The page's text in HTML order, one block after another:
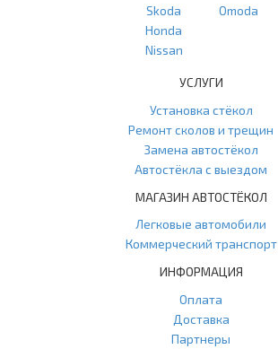
Skoda
Honda
Nissan
Omoda
УСЛУГИ
Установка стёкол
Ремонт сколов и трещин
Замена автостёкол
Автостёкла с выездом
МАГАЗИН АВТОСТЁКОЛ
Легковые автомобили
Коммерческий транспорт
ИНФОРМАЦИЯ
Оплата
Доставка
Партнеры